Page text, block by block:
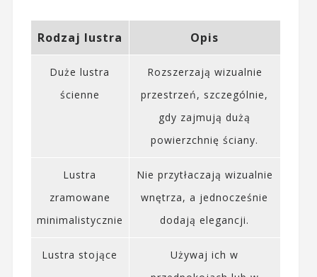
Rodzaj lustra Opis
Duże lustra
ścienne
Rozszerzają wizualnie
przestrzeń, szczególnie,
gdy zajmują dużą
powierzchnię ściany.
Lustra
zramowane
minimalistycznie
Nie przytłaczają wizualnie
wnętrza, a jednocześnie
dodają elegancji.
Lustra stojące
Używaj ich w